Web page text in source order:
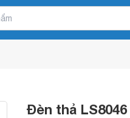
Đèn thả LS8046